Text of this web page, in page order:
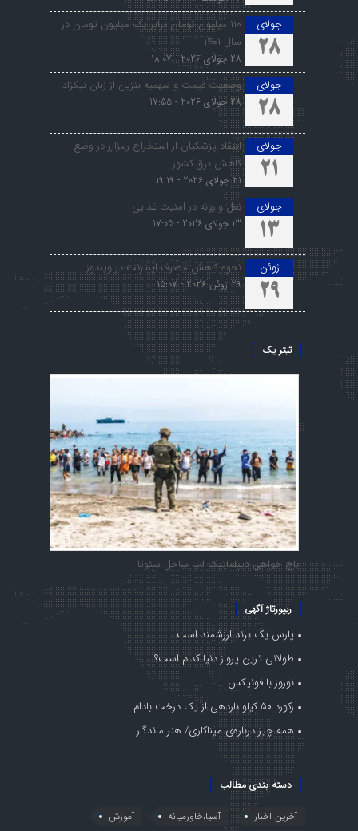
جولای
28
۱۱۰ میلیون تومان برابر یک میلیون تومان در
سال ۱۴۰۱
28 جولای 2026 - 18:07
جولای
28
وضعیت قیمت و سهمیه بنزین از زبان نیکزاد
28 جولای 2026 - 17:55
جولای
21
انتقاد پزشکیان از استخراج رمزارز در وضع
کاهش برق کشور
21 جولای 2026 - 19:19
جولای
13
نعل وارونه در امنیت غذایی
13 جولای 2026 - 17:05
ژوئن
29
نحوه کاهش مصرف اینترنت در ویندوز
29 ژوئن 2026 - 15:07
تیتر یک
باج خواهی دیپلماتیک لب ساحل سئوتا
ریپورتاژ آگهی
پارس یک برند ارزشمند است
طولانی ترین پرواز دنیا کدام است؟
نوروز با فونیکس
رکورد ۵۰ کیلو باردهی از یک درخت بادام
همه چیز درباره‌ی میناکاری/ هنر ماندگار
دسته بندی مطالب
آخرین اخبار آسیا،خاورمیانه
آموزش